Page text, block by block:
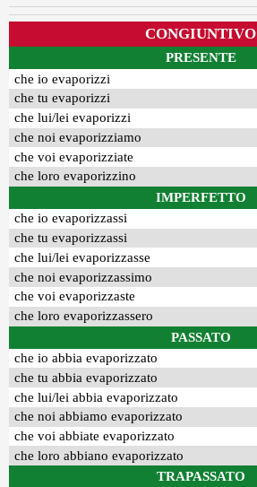
CONGIUNTIVO
PRESENTE
che io evaporizzi
che tu evaporizzi
che lui/lei evaporizzi
che noi evaporizziamo
che voi evaporizziate
che loro evaporizzino
IMPERFETTO
che io evaporizzassi
che tu evaporizzassi
che lui/lei evaporizzasse
che noi evaporizzassimo
che voi evaporizzaste
che loro evaporizzassero
PASSATO
che io abbia evaporizzato
che tu abbia evaporizzato
che lui/lei abbia evaporizzato
che noi abbiamo evaporizzato
che voi abbiate evaporizzato
che loro abbiano evaporizzato
TRAPASSATO